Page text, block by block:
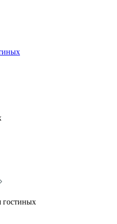
гостиных